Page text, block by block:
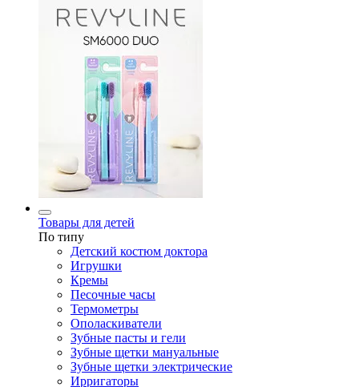
Товары для детей
По типу
Детский костюм доктора
Игрушки
Кремы
Песочные часы
Термометры
Ополаскиватели
Зубные пасты и гели
Зубные щетки мануальные
Зубные щетки электрические
Ирригаторы